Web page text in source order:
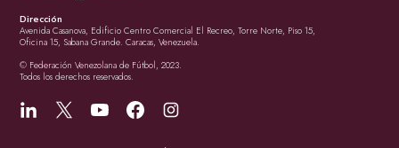
Dirección
Avenida Casanova, Edificio Centro Comercial El Recreo, Torre Norte, Piso 15,
Oficina 15, Sabana Grande. Caracas, Venezuela.
© Federación Venezolana de Fútbol, 2023.
Todos los derechos reservados.